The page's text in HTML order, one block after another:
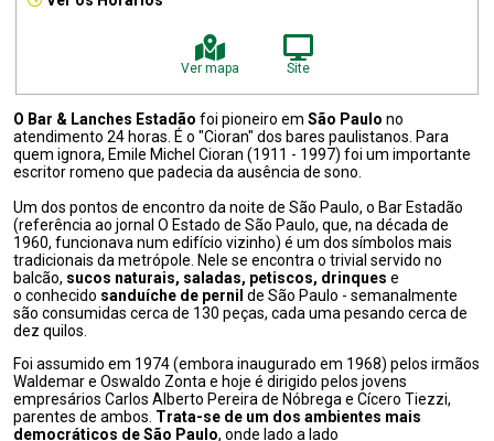
Ver mapa Site
O Bar & Lanches Estadão foi pioneiro em São Paulo no
atendimento 24 horas. É o "Cioran" dos bares paulistanos. Para
quem ignora, Emile Michel Cioran (1911 - 1997) foi um importante
escritor romeno que padecia da ausência de sono.
Um dos pontos de encontro da noite de São Paulo, o Bar Estadão
(referência ao jornal O Estado de São Paulo, que, na década de
1960, funcionava num edifício vizinho) é um dos símbolos mais
tradicionais da metrópole. Nele se encontra o trivial servido no
balcão, sucos naturais, saladas, petiscos, drinques e
o conhecido sanduíche de pernil de São Paulo - semanalmente
são consumidas cerca de 130 peças, cada uma pesando cerca de
dez quilos.
Foi assumido em 1974 (embora inaugurado em 1968) pelos irmãos
Waldemar e Oswaldo Zonta e hoje é dirigido pelos jovens
empresários Carlos Alberto Pereira de Nóbrega e Cícero Tiezzi,
parentes de ambos. Trata-se de um dos ambientes mais
democráticos de São Paulo, onde lado a lado